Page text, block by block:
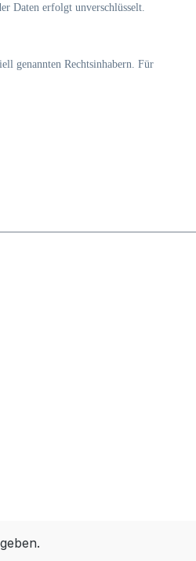
Daten erfolgt unverschlüsselt.
genannten Rechtsinhabern. Für